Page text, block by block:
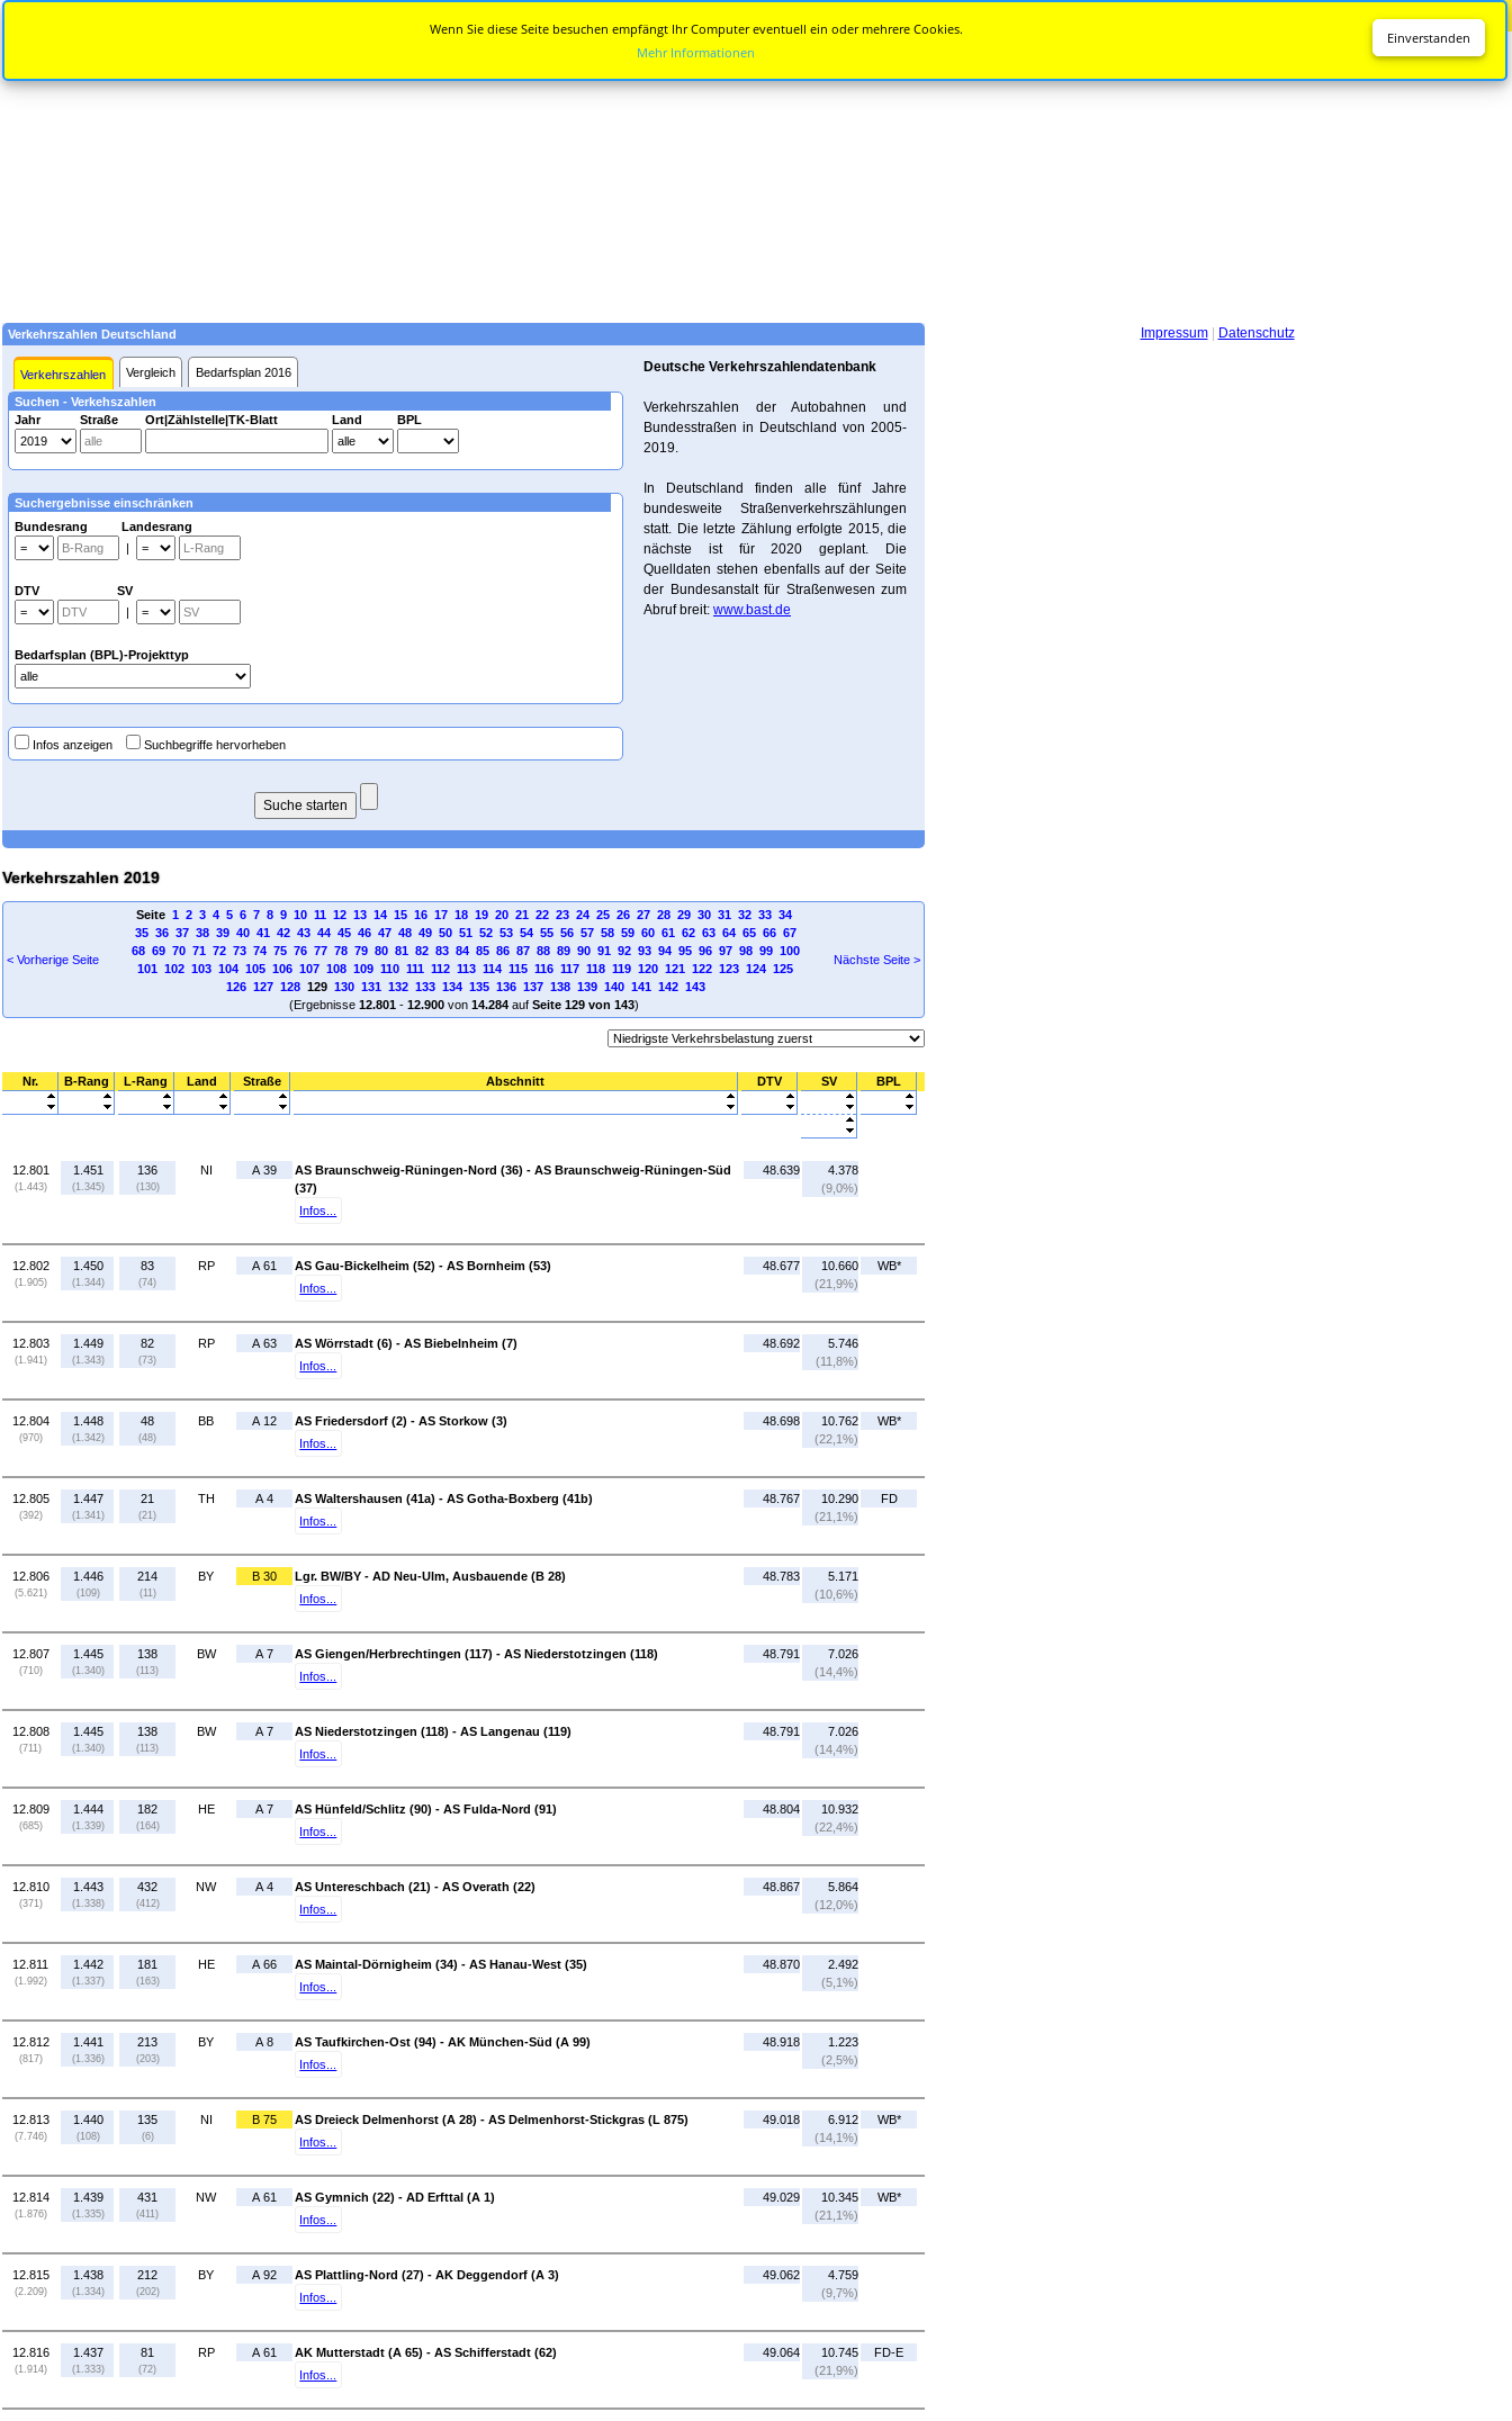
Verkehrszahlen Deutschland
Verkehrszahlen Vergleich Bedarfsplan 2016
Suchen - Verkehszahlen
Jahr
Straße Ort|Zählstelle|TK-Blatt Land BPL
Suchergebnisse einschränken
Bundesrang Landesrang
|
DTV SV
|
Bedarfsplan (BPL)-Projekttyp
Infos anzeigen Suchbegriffe hervorheben
Deutsche Verkehrszahlendatenbank
Verkehrszahlen der Autobahnen und
Bundesstraßen in Deutschland von 2005-
2019.
In Deutschland finden alle fünf Jahre
bundesweite Straßenverkehrszählungen
statt. Die letzte Zählung erfolgte 2015, die
nächste ist für 2020 geplant. Die
Quelldaten stehen ebenfalls auf der Seite
der Bundesanstalt für Straßenwesen zum
Abruf breit: www.bast.de
Verkehrszahlen 2019
< Vorherige Seite
Seite 1 2 3 4 5 6 7 8 9 10 11 12 13 14 15 16 17 18 19 20 21 22 23 24 25 26 27 28 29 30 31 32 33 34
35 36 37 38 39 40 41 42 43 44 45 46 47 48 49 50 51 52 53 54 55 56 57 58 59 60 61 62 63 64 65 66 67
68 69 70 71 72 73 74 75 76 77 78 79 80 81 82 83 84 85 86 87 88 89 90 91 92 93 94 95 96 97 98 99 100
101 102 103 104 105 106 107 108 109 110 111 112 113 114 115 116 117 118 119 120 121 122 123 124 125
126 127 128129 130 131 132 133 134 135 136 137 138 139 140 141 142 143
(Ergebnisse 12.801- 12.900von 14.284auf Seite 129 von 143)
Nächste Seite >
Nr. B-Rang L-Rang Land Straße Abschnitt DTV SV BPL
12.801
(1.443)
1.451
(1.345)
136
(130)
NI A 39
AS Braunschweig-Rüningen-Nord (36) - AS Braunschweig-Rüningen-Süd
(37)
Infos...
48.639
4.378
(9,0%)
12.802
(1.905)
1.450
(1.344)
83
(74)
RP A 61
AS Gau-Bickelheim (52) - AS Bornheim (53)
Infos...
48.677
10.660
(21,9%)
WB*
12.803
(1.941)
1.449
(1.343)
82
(73)
RP A 63
AS Wörrstadt (6) - AS Biebelnheim (7)
Infos...
48.692
5.746
(11,8%)
12.804
(970)
1.448
(1.342)
48
(48)
BB A 12
AS Friedersdorf (2) - AS Storkow (3)
Infos...
48.698
10.762
(22,1%)
WB*
12.805
(392)
1.447
(1.341)
21
(21)
TH A 4
AS Waltershausen (41a) - AS Gotha-Boxberg (41b)
Infos...
48.767
10.290
(21,1%)
FD
12.806
(5.621)
1.446
(109)
214
(11)
BY B 30
Lgr. BW/BY - AD Neu-Ulm, Ausbauende (B 28)
Infos...
48.783
5.171
(10,6%)
12.807
(710)
1.445
(1.340)
138
(113)
BW A 7
AS Giengen/Herbrechtingen (117) - AS Niederstotzingen (118)
Infos...
48.791
7.026
(14,4%)
12.808
(711)
1.445
(1.340)
138
(113)
BW A 7
AS Niederstotzingen (118) - AS Langenau (119)
Infos...
48.791
7.026
(14,4%)
12.809
(685)
1.444
(1.339)
182
(164)
HE A 7
AS Hünfeld/Schlitz (90) - AS Fulda-Nord (91)
Infos...
48.804
10.932
(22,4%)
12.810
(371)
1.443
(1.338)
432
(412)
NW A 4
AS Untereschbach (21) - AS Overath (22)
Infos...
48.867
5.864
(12,0%)
12.811
(1.992)
1.442
(1.337)
181
(163)
HE A 66
AS Maintal-Dörnigheim (34) - AS Hanau-West (35)
Infos...
48.870
2.492
(5,1%)
12.812
(817)
1.441
(1.336)
213
(203)
BY A 8
AS Taufkirchen-Ost (94) - AK München-Süd (A 99)
Infos...
48.918
1.223
(2,5%)
12.813
(7.746)
1.440
(108)
135
(6)
NI B 75
AS Dreieck Delmenhorst (A 28) - AS Delmenhorst-Stickgras (L 875)
Infos...
49.018
6.912
(14,1%)
WB*
12.814
(1.876)
1.439
(1.335)
431
(411)
NW A 61
AS Gymnich (22) - AD Erfttal (A 1)
Infos...
49.029
10.345
(21,1%)
WB*
12.815
(2.209)
1.438
(1.334)
212
(202)
BY A 92
AS Plattling-Nord (27) - AK Deggendorf (A 3)
Infos...
49.062
4.759
(9,7%)
12.816
(1.914)
1.437
(1.333)
81
(72)
RP A 61
AK Mutterstadt (A 65) - AS Schifferstadt (62)
Infos...
49.064
10.745
(21,9%)
FD-E
Impressum| Datenschutz
Einverstanden
Wenn Sie diese Seite besuchen empfängt Ihr Computer eventuell ein oder mehrere Cookies.
Mehr Informationen